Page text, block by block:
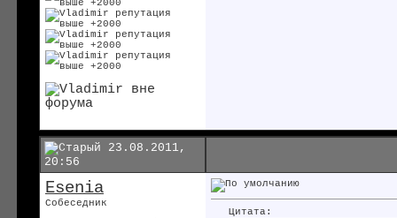
23.08.2011,
20:56
Esenia
Собеседник
Цитата: